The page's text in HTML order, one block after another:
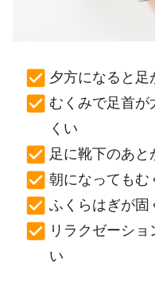
夕方になると足
むくみで足首が
くい
足に靴下のあと
朝になってもむ
ふくらはぎが固
リラクゼーシ
い